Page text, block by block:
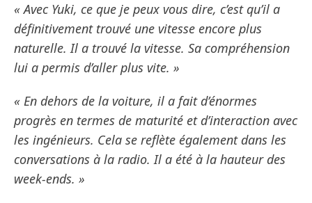
« Avec Yuki, ce que je peux vous dire, c’est qu’il a
définitivement trouvé une vitesse encore plus
naturelle. Il a trouvé la vitesse. Sa compréhension
lui a permis d’aller plus vite. »
« En dehors de la voiture, il a fait d’énormes
progrès en termes de maturité et d’interaction avec
les ingénieurs. Cela se reflète également dans les
conversations à la radio. Il a été à la hauteur des
week-ends. »